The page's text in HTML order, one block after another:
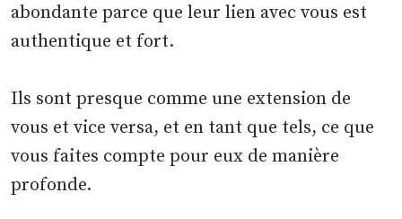
abondante parce que leur lien avec vous est
authentique et fort.
Ils sont presque comme une extension de
vous et vice versa, et en tant que tels, ce que
vous faites compte pour eux de manière
profonde.